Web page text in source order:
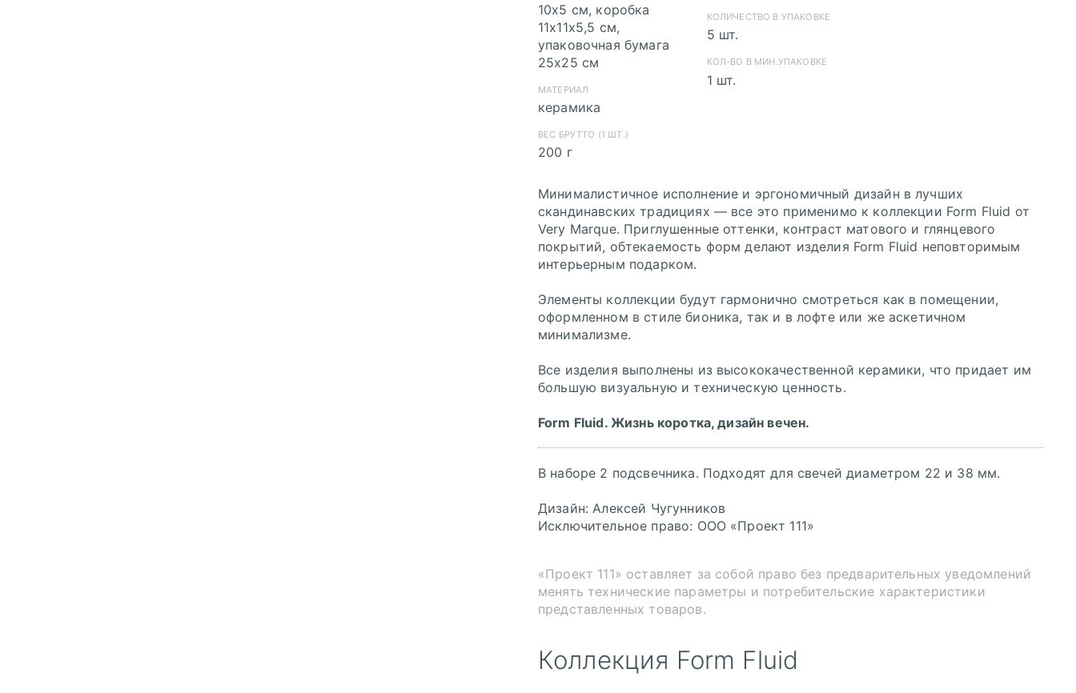
10х5 см, коробка
11х11х5,5 см,
упаковочная бумага
25х25 см
МАТЕРИАЛ
керамика
ВЕС БРУТТО (1 ШТ.)
200 г
КОЛИЧЕСТВО В УПАКОВКЕ
5 шт.
КОЛ-ВО В МИН.УПАКОВКЕ
1 шт.
Минималистичное исполнение и эргономичный дизайн в лучших
скандинавских традициях — все это применимо к коллекции Form Fluid от
Very Marque. Приглушенные оттенки, контраст матового и глянцевого
покрытий, обтекаемость форм делают изделия Form Fluid неповторимым
интерьерным подарком.
Элементы коллекции будут гармонично смотреться как в помещении,
оформленном в стиле бионика, так и в лофте или же аскетичном
минимализме.
Все изделия выполнены из высококачественной керамики, что придает им
большую визуальную и техническую ценность.
Form Fluid. Жизнь коротка, дизайн вечен.
В наборе 2 подсвечника. Подходят для свечей диаметром 22 и 38 мм.
Дизайн: Алексей Чугунников
Исключительное право: ООО «Проект 111»
«Проект 111» оставляет за собой право без предварительных уведомлений
менять технические параметры и потребительские характеристики
представленных товаров.
Инструкция по сохранению pdf из Corel Draw
Инструкция по сохранению pdf из Adobe Illustrator
Коллекция Form Fluid